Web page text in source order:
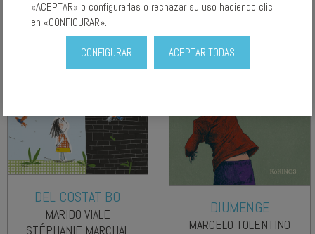
DEL COSTAT BO
MARIDO VIALE
STÉPHANIE MARCHAL
DIUMENGE
MARCELO TOLENTINO
«ACEPTAR» o configurarlas o rechazar su uso haciendo clic
en «CONFIGURAR».
CONFIGURAR ACEPTAR TODAS